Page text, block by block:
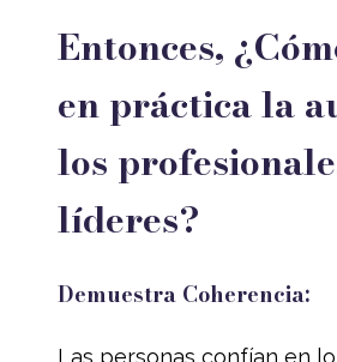
Entonces,
en práctica la
los
líderes?
Demuestra Coherencia:
Las personas confían en